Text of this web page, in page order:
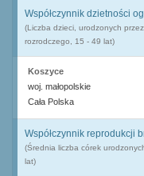
Współczynnik dzietności
(Liczba dzieci, urodzonych
rozrodczego, 15 - 49 lat)
Koszyce
woj. małopolskie
Cała Polska
Współczynnik reprodukcji
(Średnia liczba córek
lat)